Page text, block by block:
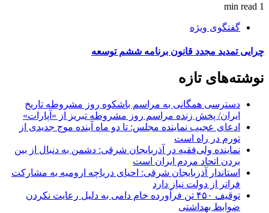
1 min read
گفتگوی ویژه
چرایی تمدید مجدد قانون برنامه ششم توسعه
نوشته‌های تازه
دسترسی همگانی به مراسم باشکوه روز مشروطه تاریخ
ایران/ پخش زنده مراسم روز مشروطه تبریز از «آپارات»
ادعای عجیب نماینده مجلس: تا دو ماه آینده موج جدیدی از
تورم در راه است
نماینده ولی‌فقیه در آذربایجان شرقی: دشمن به دنبال از بین
بردن اتحاد مردم ایران است
استاندار آذربایجان شرقی: احیای دریاچه ارومیه به مشارکت
فراتر از دولت نیاز دارد
توقیف ۴۵۰ تن فرآورده خام دامی به دلیل رعایت نکردن
ضوابط بهداشتی